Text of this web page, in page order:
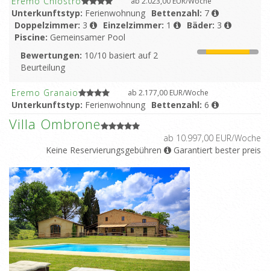
Unterkunftstyp: Ferienwohnung Bettenzahl: 7
Doppelzimmer: 3 Einzelzimmer: 1 Bäder: 3
Piscine: Gemeinsamer Pool
Bewertungen: 10/10 basiert auf 2
Beurteilung
Eremo Granaio ab 2.177,00 EUR/Woche
Unterkunftstyp: Ferienwohnung Bettenzahl: 6
Piscine:Gemeinsamer Pool
Eremo Magnolia ab 2.177,00 EUR/Woche
Unterkunftstyp:Ferienwohnung Bettenzahl:
Doppelzimmer:2 Einzelzimmer: 1 Bäder:
Piscine:Gemeinsamer Pool
Villa Ombrone
ab 10.997,00 EUR/Woche
Keine Reservierungsgebühren
Garantiert bester preis